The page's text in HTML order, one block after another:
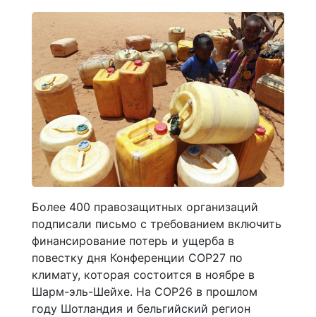
Более 400 правозащитных организаций
подписали письмо с требованием включить
финансирование потерь и ущерба в
повестку дня Конференции COP27 по
климату, которая состоится в ноябре в
Шарм-эль-Шейхе. На COP26 в прошлом
году Шотландия и бельгийский регион